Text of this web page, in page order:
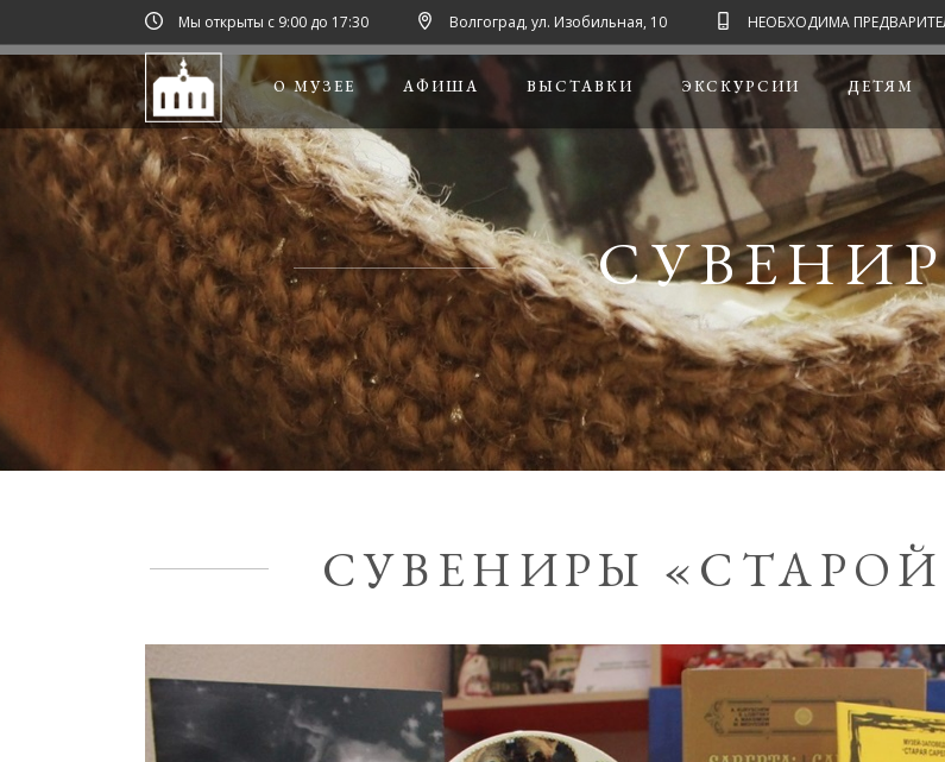
Мы открыты с 9:00 до 17:30 Волгоград, ул. Изобильная, 10 НЕОБХОДИМА
О МУЗЕЕ
АФИША ВЫСТАВКИ ЭКСКУРСИИ ДЕТЯМ
СУВЕНИРЫ